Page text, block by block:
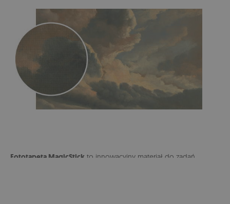
Fototapeta MagicStick to innowacyjny materiał do zadań